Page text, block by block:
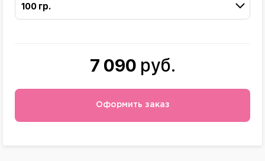
100 гр.
7 090 руб.
Оформить заказ